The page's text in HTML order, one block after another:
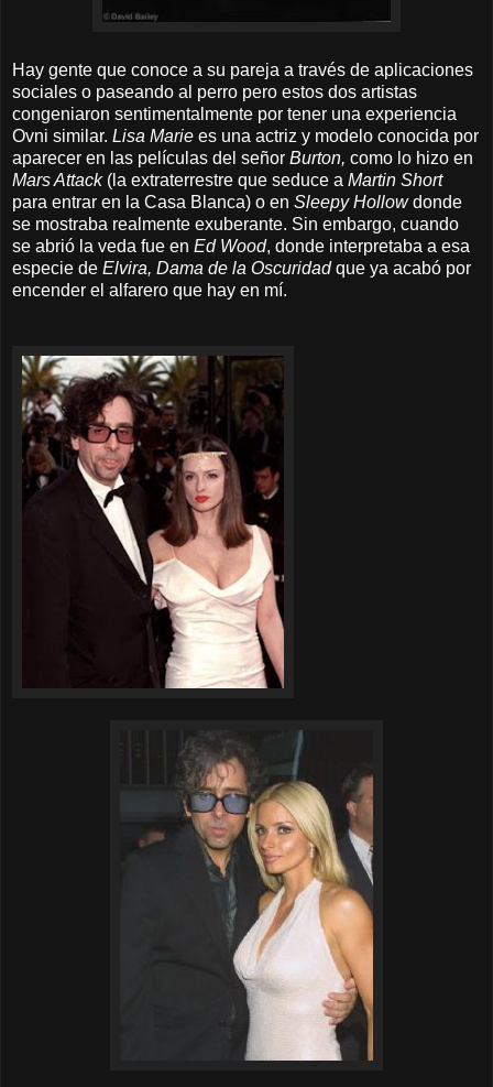
Hay gente que conoce a su pareja a través de aplicaciones
sociales o paseando al perro pero estos dos artistas
congeniaron sentimentalmente por tener una experiencia
Ovni similar. Lisa Marie es una actriz y modelo conocida por
aparecer en las películas del señor Burton, como lo hizo en
Mars Attack(la extraterrestre que seduce a Martin Short
para entrar en la Casa Blanca) o en Sleepy Hollowdonde
se mostraba realmente exuberante. Sin embargo, cuando
se abrió la veda fue en Ed Wood, donde interpretaba a esa
especie de Elvira, Dama de la Oscuridadque ya acabó por
encender el alfarero que hay en mí.